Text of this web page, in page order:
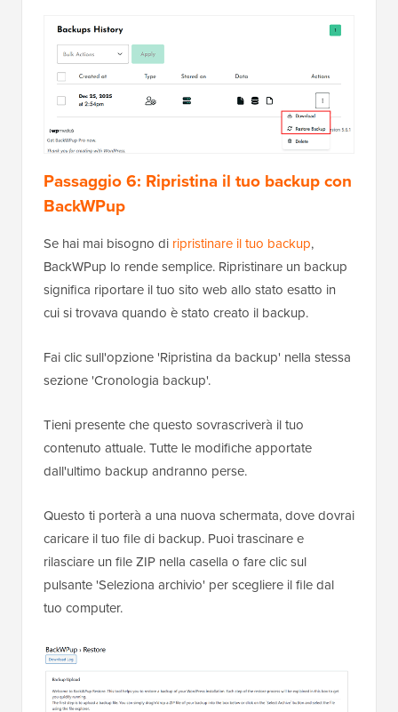
Passaggio 6: Ripristina il tuo backup con
BackWPup
Se hai mai bisogno di ripristinare il tuo backup,
BackWPup lo rende semplice. Ripristinare un backup
significa riportare il tuo sito web allo stato esatto in
cui si trovava quando è stato creato il backup.
Fai clic sull'opzione 'Ripristina da backup' nella stessa
sezione 'Cronologia backup'.
Tieni presente che questo sovrascriverà il tuo
contenuto attuale. Tutte le modifiche apportate
dall'ultimo backup andranno perse.
Questo ti porterà a una nuova schermata, dove dovrai
caricare il tuo file di backup. Puoi trascinare e
rilasciare un file ZIP nella casella o fare clic sul
pulsante 'Seleziona archivio' per scegliere il file dal
tuo computer.